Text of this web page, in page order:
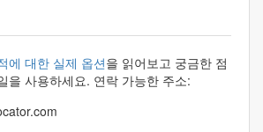
에 대한 실제 옵션을 읽어보고 궁금한 점
을 사용하세요. 연락 가능한 주소: